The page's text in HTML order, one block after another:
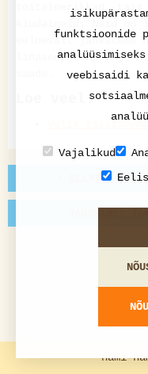
toitainerikkad, täis
eelnevalt jahvatama
linaseemnetega, et
Loe veel:
Valik
EELMINE:
nami-
funktsioonide
veebisaidi
Vajalikud